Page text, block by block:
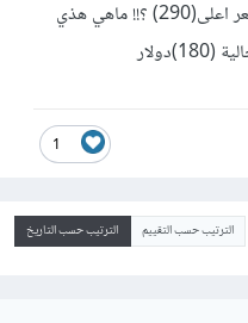
مرحبا، لاحظت وجود دورات اخرى بسعر اعلى(290) ؟!! ماهي هذي
1
الترتيب حسب التقييم الترتيب حسب التاريخ